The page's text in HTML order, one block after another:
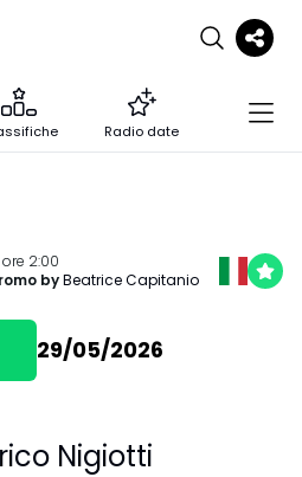
Radio date
2:00
byBeatrice Capitanio
29/05/2026
Nigiotti